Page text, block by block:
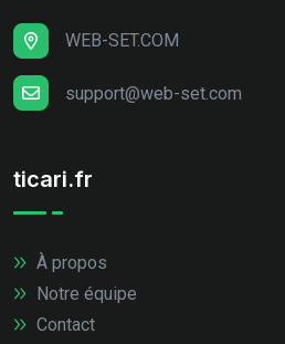
WEB-SET.COM
support@web-set.com
ticari.fr
À propos
Notre équipe
Contact